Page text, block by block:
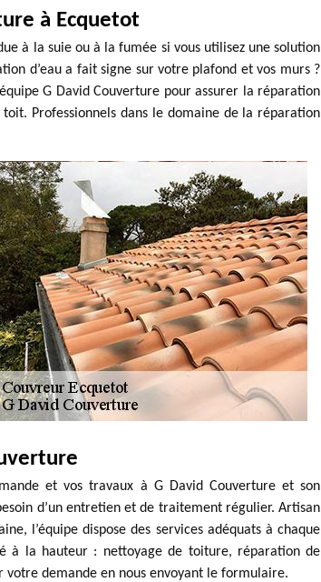
à Ecquetot
à la suie ou à la fumée si vous utilisez une solution
d’eau a fait signe sur votre plafond et vos murs ?
G David Couverture pour assurer la réparation
Professionnels dans le domaine de la réparation
et vos travaux à G David Couverture et son
d’un entretien et de traitement régulier. Artisan
l’équipe dispose des services adéquats à chaque
à la hauteur : nettoyage de toiture, réparation de
demande en nous envoyant le formulaire.